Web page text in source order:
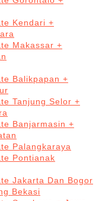
Kendari +
Makassar +
Balikpapan +
Tanjung Selor +
Banjarmasin +
Palangkaraya
Pontianak
Jakarta Dan Bogor
Bekasi